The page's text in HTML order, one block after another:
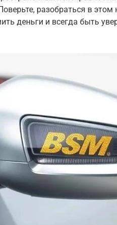
разобраться в этом
деньги и всегда быть